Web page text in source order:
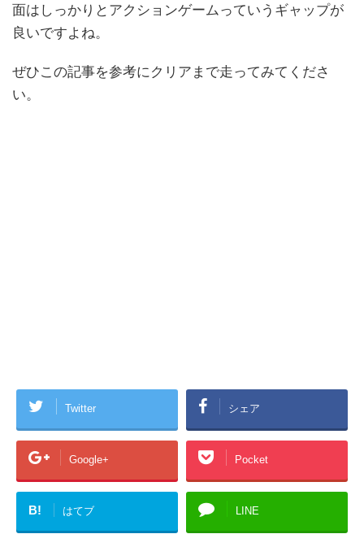
面はしっかりとアクションゲームっていうギャップが
良いですよね。
ぜひこの記事を参考にクリアまで走ってみてくださ
い。
Twitter シェア
Google+ Pocket
B! はてブ LINE